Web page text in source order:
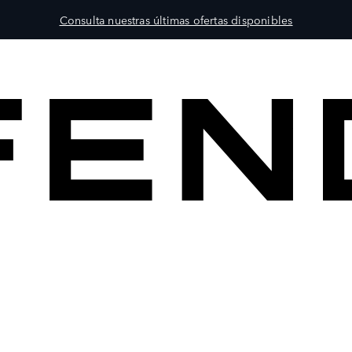
Consulta nuestras últimas ofertas disponibles